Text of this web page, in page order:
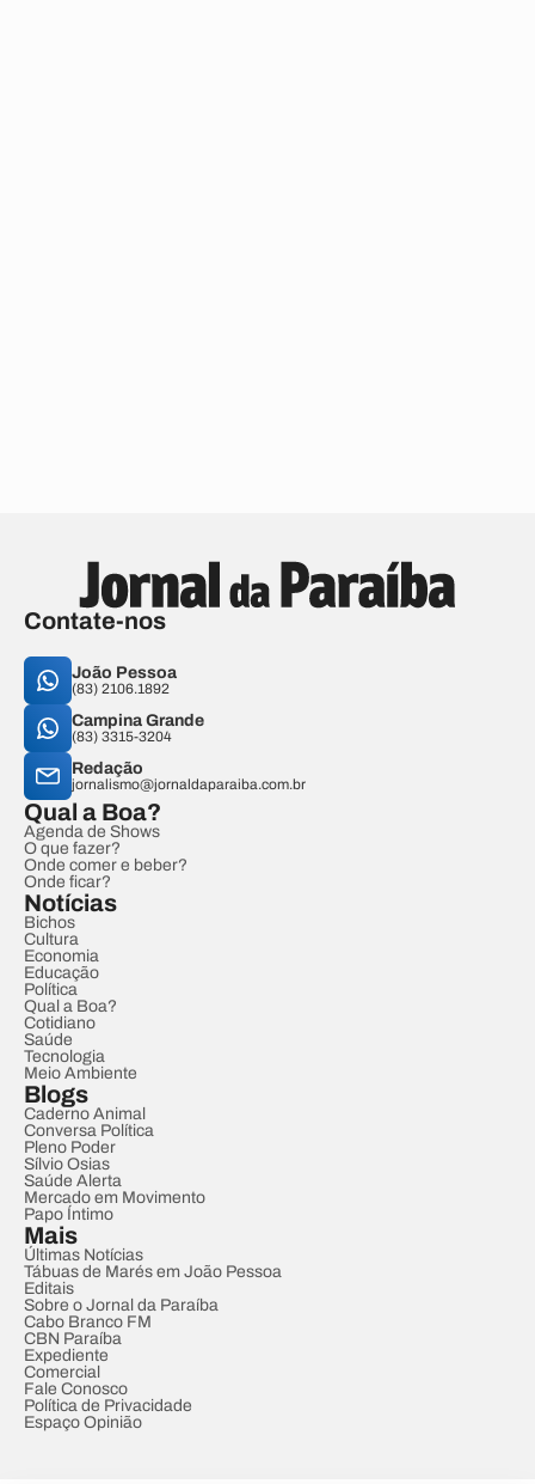
Contate-nos
João Pessoa
(83) 2106.1892
Campina Grande
(83) 3315-3204
Redação
jornalismo@jornaldaparaiba.com.br
Qual a Boa?
Agenda de Shows
O que fazer?
Onde comer e beber?
Onde ficar?
Notícias
Bichos
Cultura
Economia
Educação
Política
Qual a Boa?
Cotidiano
Saúde
Tecnologia
Meio Ambiente
Blogs
Caderno Animal
Conversa Política
Pleno Poder
Sílvio Osias
Saúde Alerta
Mercado em Movimento
Papo Íntimo
Mais
Últimas Notícias
Tábuas de Marés em João Pessoa
Editais
Sobre o Jornal da Paraíba
Cabo Branco FM
CBN Paraíba
Expediente
Comercial
Fale Conosco
Política de Privacidade
Espaço Opinião